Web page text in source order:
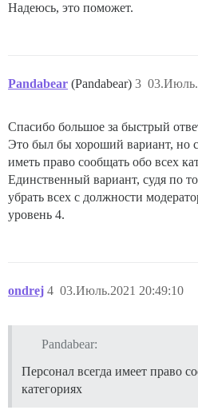
Надеюсь, это поможет.
Pandabear (Pandabear) 3
Спасибо большое за быстрый
Это был бы хороший вариант, но
иметь право сообщать обо всех
Единственный вариант, судя по
убрать всех с должности
уровень 4.
ondrej 03.Июль.2021 20:49:10
4
Pandabear:
Персонал всегда имеет право
категориях